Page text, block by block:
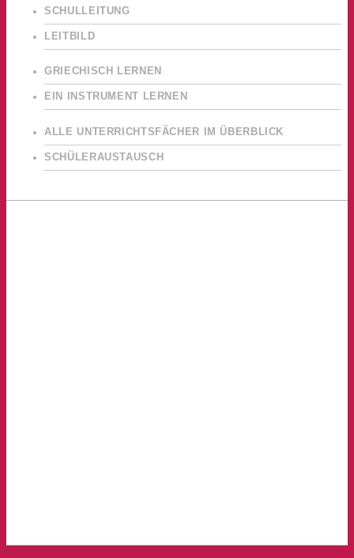
SCHULLEITUNG
LEITBILD
GRIECHISCH LERNEN
EIN INSTRUMENT LERNEN
ALLE UNTERRICHTSFÄCHER IM ÜBERBLICK
SCHÜLERAUSTAUSCH